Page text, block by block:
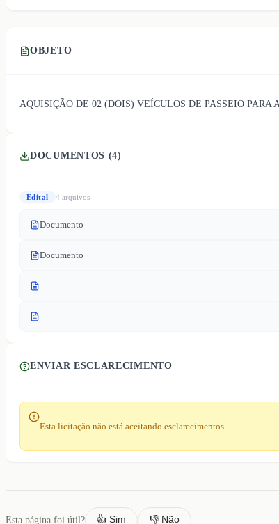
OBJETO
AQUISIÇÃO DE 02 (DOIS) VEÍCULOS DE PASSEIO PARA
DOCUMENTOS (4)
Edital 4arquivos
Documento
Documento
ENVIAR ESCLARECIMENTO
Esta licitação não está aceitando esclarecimentos.
Esta página foi útil? 👍 Sim 👎 Não